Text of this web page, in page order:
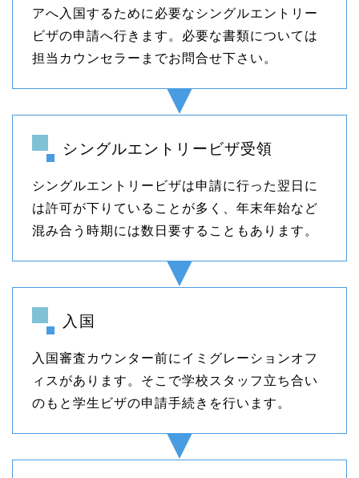
アへ入国するために必要なシングルエントリー
ビザの申請へ行きます。必要な書類については
担当カウンセラーまでお問合せ下さい。
シングルエントリービザ受領
シングルエントリービザは申請に行った翌日に
は許可が下りていることが多く、年末年始など
混み合う時期には数日要することもあります。
入国
入国審査カウンター前にイミグレーションオフ
ィスがあります。そこで学校スタッフ立ち合い
のもと学生ビザの申請手続きを行います。